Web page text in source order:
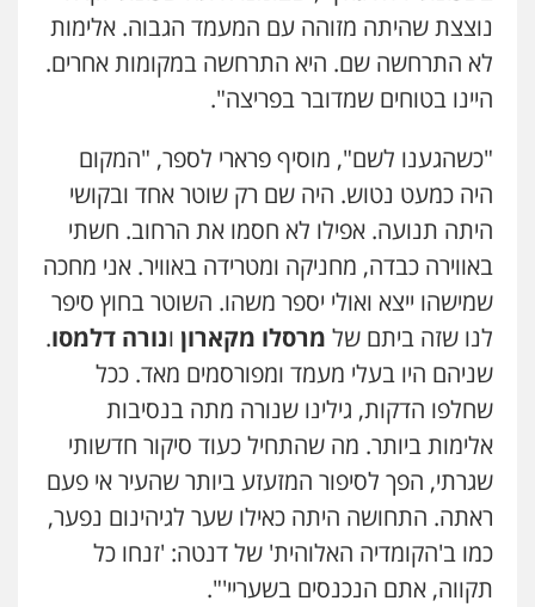
נוצצת שהיתה מזוהה עם המעמד הגבוה. אלימות
לא התרחשה שם. היא התרחשה במקומות אחרים.
היינו בטוחים שמדובר בפריצה".
"כשהגענו לשם", מוסיף פרארי לספר, "המקום
היה כמעט נטוש. היה שם רק שוטר אחד ובקושי
היתה תנועה. אפילו לא חסמו את הרחוב. חשתי
באווירה כבדה, מחניקה ומטרידה באוויר. אני מחכה
שמישהו ייצא ואולי יספר משהו. השוטר בחוץ סיפר
לנו שזה ביתם של מרסלו מקארון ונורה דלמסו.
שניהם היו בעלי מעמד ומפורסמים מאד. ככל
שחלפו הדקות, גילינו שנורה מתה בנסיבות
אלימות ביותר. מה שהתחיל כעוד סיקור חדשותי
שגרתי, הפך לסיפור המזעזע ביותר שהעיר אי פעם
ראתה. התחושה היתה כאילו שער לגיהינום נפער,
כמו ב'הקומדיה האלוהית' של דנטה: 'זנחו כל
תקווה, אתם הנכנסים בשעריי'".